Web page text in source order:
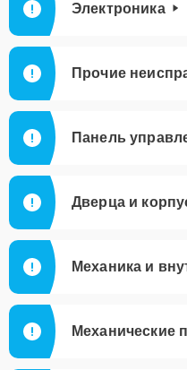
Электроника
Прочие
Панель
Дверца и
Механика и
Механические